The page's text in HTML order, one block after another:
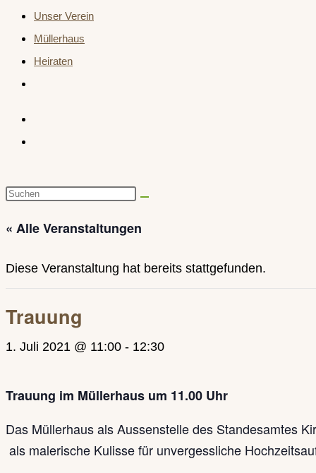
Unser Verein
Müllerhaus
Heiraten
Diese
durchsuchen
« Alle Veranstaltungen
Diese Veranstaltung hat bereits stattgefunden.
Trauung
1. Juli 2021 @ 11:00 - 12:30
Trauung im Müllerhaus um 11.00 Uhr
Das Müllerhaus als Aussenstelle des Standesamtes
als malerische Kulisse für unvergessliche